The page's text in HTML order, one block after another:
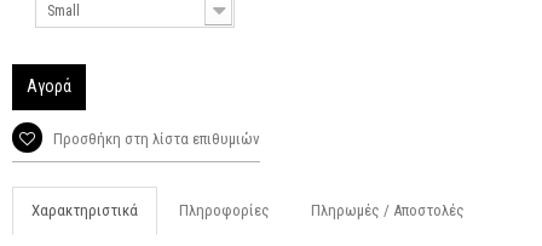
Small
Αγορά
Προσθήκη στη λίστα επιθυμιών
Χαρακτηριστικά Πληροφορίες Πληρωμές / Αποστολές